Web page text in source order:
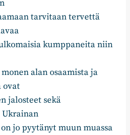
tarvitaan tervettä
kumppaneita niin
alan osaamista ja
ovat
jalosteet sekä
jo pyytänyt muun muassa